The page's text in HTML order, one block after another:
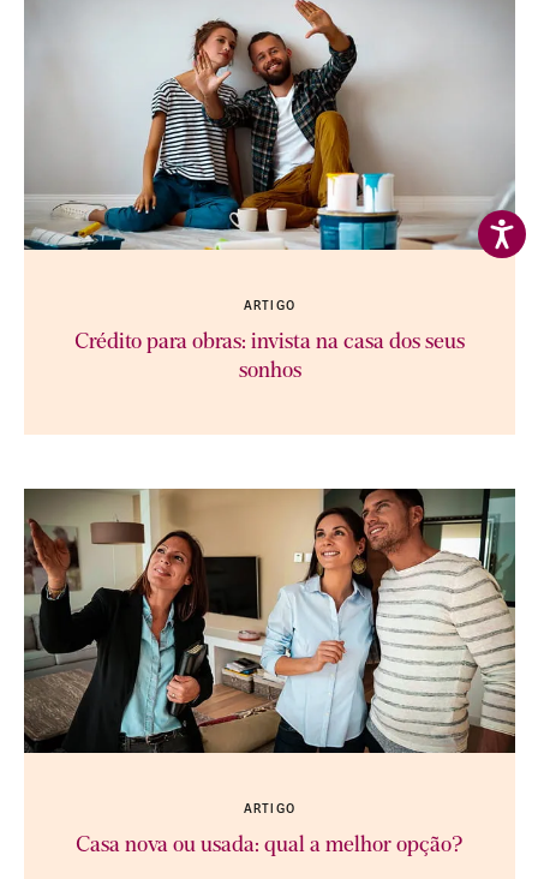
ARTIGO
Crédito para obras: invista na casa dos seus
sonhos
ARTIGO
Casa nova ou usada: qual a melhor opção?